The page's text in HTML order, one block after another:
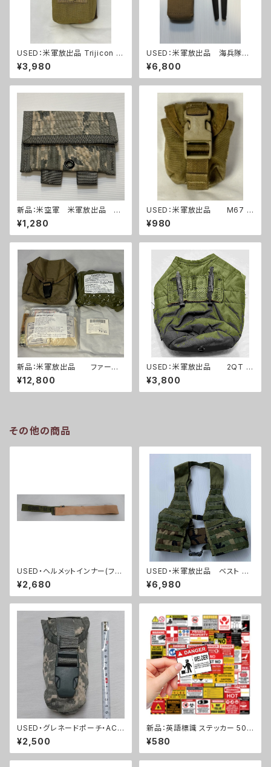
USED：米軍放出品 Trijicon A
COG RCO トリジコン アコグ
ポーチ タンカラー(A288)
¥3,980
USED：米軍放出品 海兵隊
ワイヤーカッター+ポーチ(A0
264)
¥6,800
新品：米空軍 米軍放出品 デ
ジタルタイガー迷彩 ABU ユー
ティリティーポーチ(A0263)
¥1,280
USED：米軍放出品 M67 グ
レネードポーチ コヨーテ USM
C 海兵隊(A0262)
¥980
新品：米軍放出品 ファースト
エイドキット トラウマキット
フルセット(A0261)
¥12,800
USED：米軍放出品 2QT キ
ャンティーンポーチ OD(A025
3)
¥3,800
その他の商品
USED・ヘルメットインナー(フリ
ッツヘルメット)HEADBAND PA
SGT HELMET(A0078)
¥2,680
USED・米軍放出品 ベスト モ
ール2 FLC ウッドランド(A019
6)
¥6,980
USED・グレネードポーチ・ACU
フラッシュバン(A0045)
¥2,500
新品：英語標識 ステッカー 50
枚セット PVC 防水(A236).
¥580